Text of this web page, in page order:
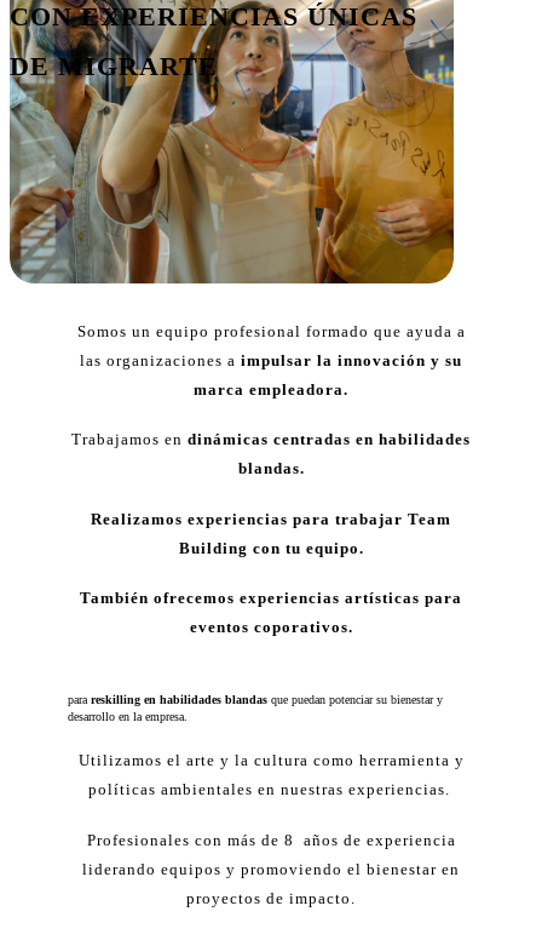
CON EXPERIENCIAS ÚNICAS
DE MIGRARTE
Somos un equipo profesional formado que ayuda a
las organizaciones a impulsar la innovación y su
marca empleadora.
Trabajamos en dinámicas centradas en habilidades
blandas.
Realizamos experiencias para trabajar Team
Building con tu equipo.
También ofrecemos experiencias artísticas para
eventos coporativos.
para reskilling en habilidades blandas que puedan potenciar su bienestar y
desarrollo en la empresa.
Utilizamos el arte y la cultura como herramienta y
políticas ambientales en nuestras experiencias.
Profesionales con más de 8 años de experiencia
liderando equipos y promoviendo el bienestar en
proyectos de impacto.